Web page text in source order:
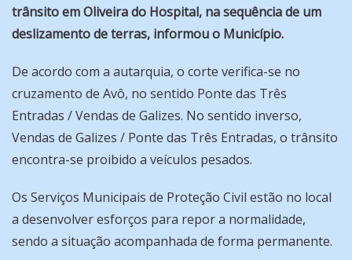
trânsito em Oliveira do Hospital, na sequência de um
deslizamento de terras, informou o Município.
De acordo com a autarquia, o corte verifica-se no
cruzamento de Avô, no sentido Ponte das Três
Entradas / Vendas de Galizes. No sentido inverso,
Vendas de Galizes / Ponte das Três Entradas, o trânsito
encontra-se proibido a veículos pesados.
Os Serviços Municipais de Proteção Civil estão no local
a desenvolver esforços para repor a normalidade,
sendo a situação acompanhada de forma permanente.